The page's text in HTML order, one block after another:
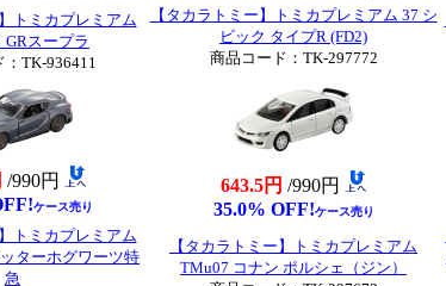
トミカプレミアム
GRスープラ
：TK-936411
/990円
ケース売り
【タカラトミー】トミカプレミアム 37 シ
ビック タイプR (FD2)
商品コード：TK-297772
643.5円 /990円
35.0% OFF!ケース売り
トミカプレミアム
ターホグワーツ特
急
【タカラトミー】トミカプレミアム
TMu07 コナン ポルシェ（ジン）